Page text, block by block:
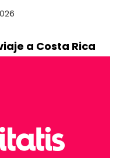
a Costa Rica